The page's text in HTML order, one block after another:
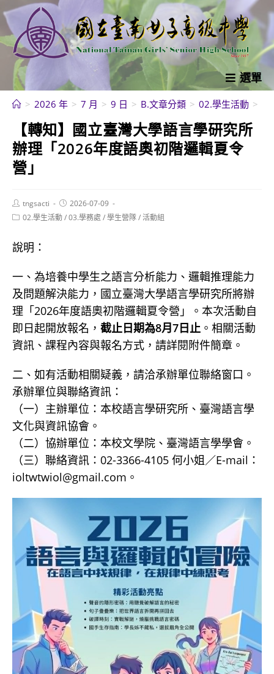
跳
轉
至
內
選單
> 2026 年 > 7 月 > 9 日 > B.文章分類 > 02.學生活動 >
【轉知】國立臺灣大學語言學研究所
辦理「2026年度語奧初階邏輯夏令
營」
Post
author:
tngsacti
Post
published:
2026-07-09
Post02.學生活動/03.學務處 /學生營隊/活動組
說明：
一、為培養中學生之語言分析能力、邏輯推理能力
及問題解決能力，國立臺灣大學語言學研究所將辦
理「2026年度語奧初階邏輯夏令營」。本次活動自
即日起開放報名， 截止日期為8月7日止 。相關活動
資訊、課程內容與報名方式，請詳閱附件簡章。
二、如有活動相關疑義，請洽承辦單位聯絡窗口。
承辦單位與聯絡資訊：
（一）主辦單位：本校語言學研究所、臺灣語言學
文化與資訊協會。
（二）協辦單位：本校文學院、臺灣語言學學會。
（三）聯絡資訊：02-3366-4105 何小姐／E-mail：
ioltwtwiol@gmail.com。